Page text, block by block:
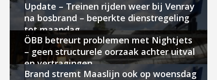
Update – Treinen rijden weer bij Venray
na bosbrand – beperkte dienstregeling
tot maandag
ÖBB betreurt problemen met Nightjets
– geen structurele oorzaak achter uitval
en vertragingen
Brand stremt Maaslijn ook op woensdag